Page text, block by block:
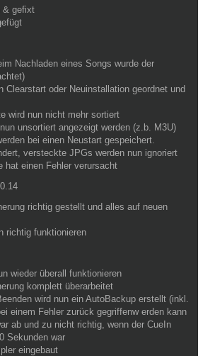
& gefixt
Nachladen eines Songs wurde der
Clearstart oder Neuinstallation geordnet und
wird nun nicht mehr sortiert
unsortiert angezeigt werden (z.b. M3U)
bei einen Neustart gespeichert.
versteckte JPGs werden nun ignoriert
hat einen Fehler verursacht
richtig gestellt und alles auf neuen
richtig funktionieren
wieder überall funktionieren
komplett überarbeitet
wird nun ein AutoBackup erstellt (inkl.
einem Fehler zurück gegriffenw erden kann
ab und zu nicht richtig, wenn der CueIn
Sekunden war
eingebaut